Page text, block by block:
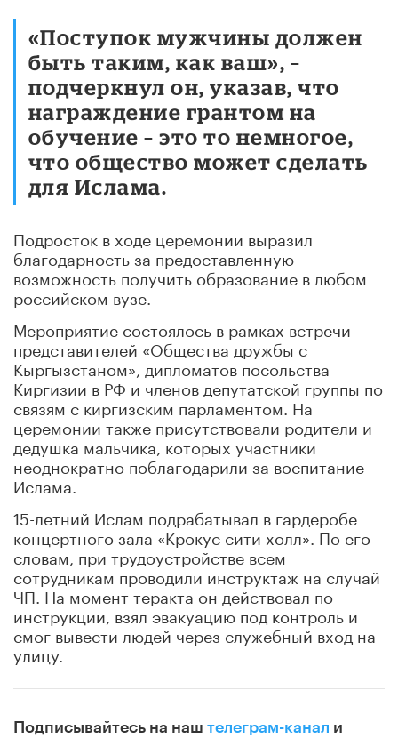
«Поступок мужчины должен
быть таким, как ваш», –
подчеркнул он, указав, что
награждение грантом на
обучение – это то немногое,
что общество может сделать
для Ислама.
Подросток в ходе церемонии выразил
благодарность за предоставленную
возможность получить образование в любом
российском вузе.
Мероприятие состоялось в рамках встречи
представителей «Общества дружбы с
Кыргызстаном», дипломатов посольства
Киргизии в РФ и членов депутатской группы по
связям с киргизским парламентом. На
церемонии также присутствовали родители и
дедушка мальчика, которых участники
неоднократно поблагодарили за воспитание
Ислама.
15-летний Ислам подрабатывал в гардеробе
концертного зала «Крокус сити холл». По его
словам, при трудоустройстве всем
сотрудникам проводили инструктаж на случай
ЧП. На момент теракта он действовал по
инструкции, взял эвакуацию под контроль и
смог вывести людей через служебный вход на
улицу.
Подписывайтесь на наш телеграм-канал и